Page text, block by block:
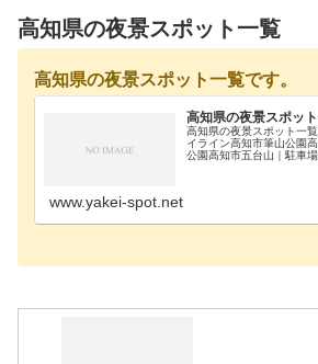
高知県の夜景スポット一覧
高知県の夜景スポット一覧です。
高知県の夜景スポッ
高知県の夜景スポット一
イライン高知市筆山公園
公園高知市五台山｜駐車
www.yakei-spot.net